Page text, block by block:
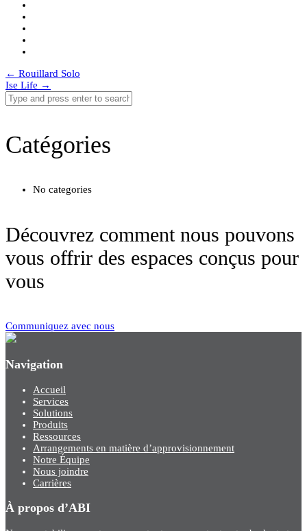
Post
navigation
← Rouillard Solo
Ise Life →
Catégories
No categories
Découvrez comment nous pouvons
vous offrir des espaces conçus pour
vous
Communiquez avec nous
Navigation
Accueil
Services
Solutions
Produits
Ressources
Arrangements en matière d’approvisionnement
Notre Équipe
Nous joindre
Carrières
À propos d’ABI